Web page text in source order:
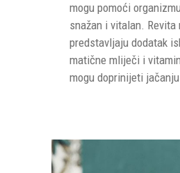
mogu pomoći
snažan i vitalan. Revita
predstavljaju dodatak
matične mliječi i
mogu doprinijeti jačanju